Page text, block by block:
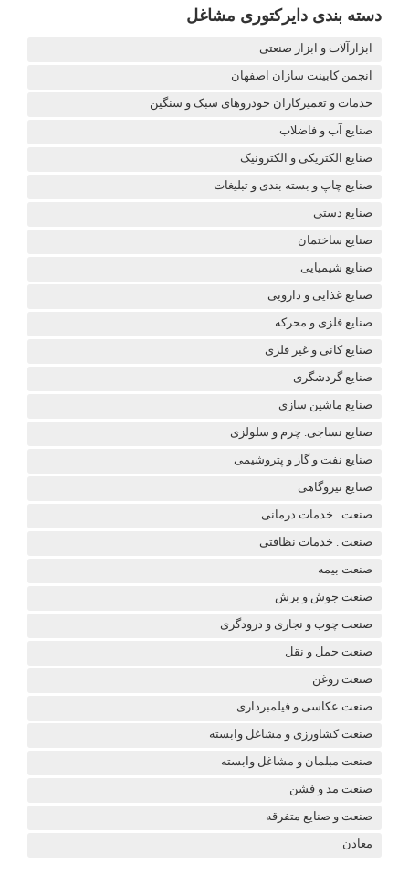
دسته بندی دایرکتوری مشاغل
ابزارآلات و ابزار صنعتی
انجمن کابینت سازان اصفهان
خدمات و تعمیرکاران خودروهای سبک و سنگین
صنایع آب و فاضلاب
صنایع الکتریکی و الکترونیک
صنایع چاپ و بسته بندی و تبلیغات
صنایع دستی
صنایع ساختمان
صنایع شیمیایی
صنایع غذایی و دارویی
صنایع فلزی و محرکه
صنایع کانی و غیر فلزی
صنایع گردشگری
صنایع ماشین سازی
صنایع نساجی. چرم و سلولزی
صنایع نفت و گاز و پتروشیمی
صنایع نیروگاهی
صنعت . خدمات درمانی
صنعت . خدمات نظافتی
صنعت بیمه
صنعت جوش و برش
صنعت چوب و نجاری و درودگری
صنعت حمل و نقل
صنعت روغن
صنعت عکاسی و فیلمبرداری
صنعت کشاورزی و مشاغل وابسته
صنعت مبلمان و مشاغل وابسته
صنعت مد و فشن
صنعت و صنایع متفرقه
معادن